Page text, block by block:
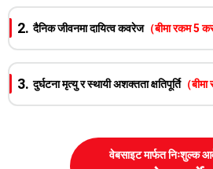
【क्षतिपूर्ति विवरण】
यदि तपाइँ बीमा अवधिको समयमा दुर्घटनाको
5,000 येन × चोटपटकको लागि अस्पताल भर्ना
भने, बीमा अवधिमा दुर्घटनाको कारणले
दैनिक जीवनमा दायित्व कवरेज（बीमा रकम 5
बीमाकृत व्यक्तिले क्षतिपूर्ति दायित्व बहन गर्नु
【क्षतिपूर्ति विवरण】
दुर्घटना मृत्यु र स्थायी अशक्तता क्षतिपूर्ति（
【क्षतिपूर्ति विवरण】
बीमा अवधिमा दुर्घटनामा परी चोटपटक लागेमा,
वेबसाइट मार्फत निःशुल्क